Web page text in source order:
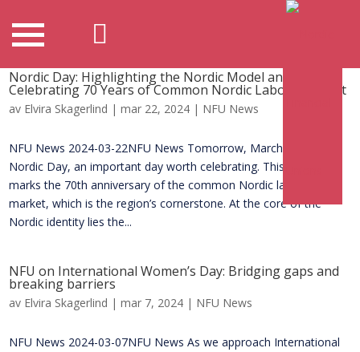
Nordic Day: Highlighting the Nordic Model and
Celebrating 70 Years of Common Nordic Labour Market
av Elvira Skagerlind |mar 22, 2024 | NFU News
NFU News 2024-03-22NFU News Tomorrow, March 23, marks
Nordic Day, an important day worth celebrating. This year also
marks the 70th anniversary of the common Nordic labour
market, which is the region’s cornerstone. At the core of the
Nordic identity lies the...
NFU on International Women’s Day: Bridging gaps and
breaking barriers
av Elvira Skagerlind |mar 7, 2024 | NFU News
NFU News 2024-03-07NFU News As we approach International